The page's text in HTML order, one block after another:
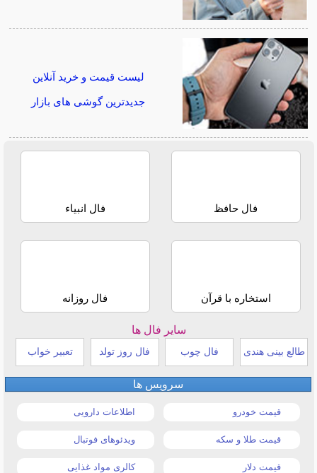
لیست قیمت و خرید آنلاین
جدیدترین گوشی های بازار
فال حافظ فال انبیاء
استخاره با قرآن فال روزانه
سایر فال ها
طالع بینی هندی فال چوب فال روز تولد تعبیر خواب
سرویس ها
قیمت خودرو اطلاعات دارویی
قیمت طلا و سکه ویدئوهای فوتبال
قیمت دلار کالری مواد غذایی